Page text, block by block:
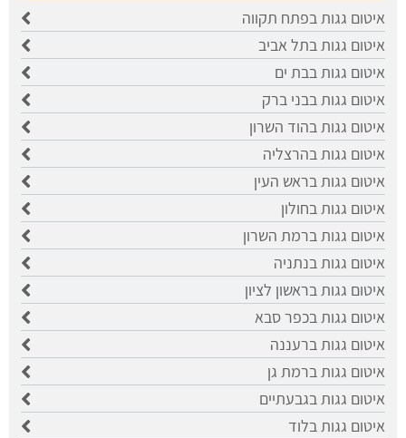
איטום גגות בפתח תקווה
איטום גגות בתל אביב
איטום גגות בבת ים
איטום גגות בבני ברק
איטום גגות בהוד השרון
איטום גגות בהרצליה
איטום גגות בראש העין
איטום גגות בחולון
איטום גגות ברמת השרון
איטום גגות בנתניה
איטום גגות בראשון לציון
איטום גגות בכפר סבא
איטום גגות ברעננה
איטום גגות ברמת גן
איטום גגות בגבעתיים
איטום גגות בלוד